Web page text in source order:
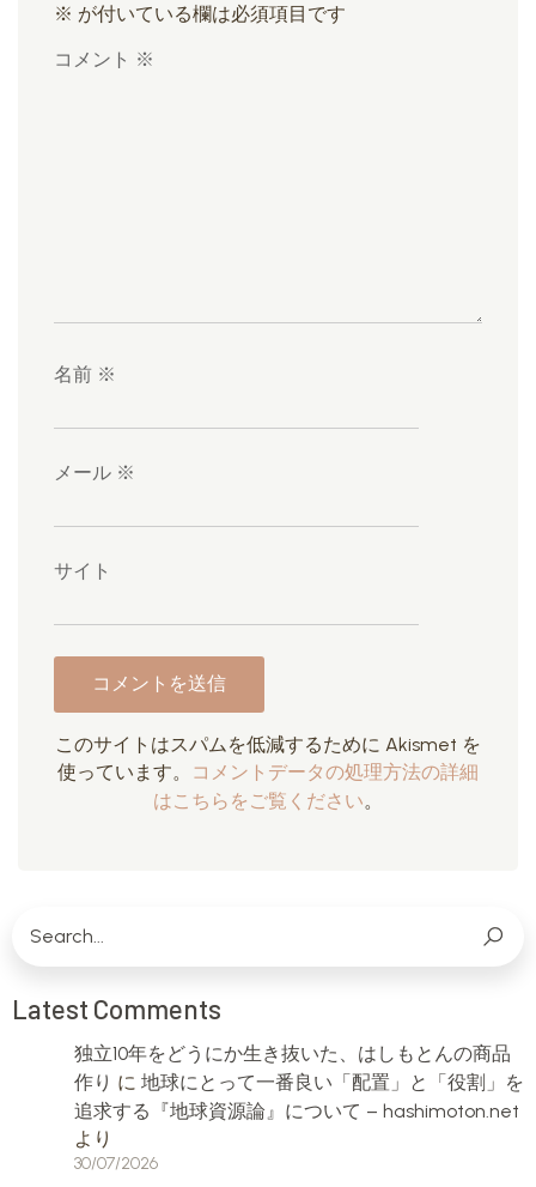
※ が付いている欄は必須項目です
コメント ※
名前 ※
メール ※
サイト
このサイトはスパムを低減するために Akismet を
使っています。
コメントデータの処理方法の詳細
はこちらをご覧ください。
Latest Comments
独立10年をどうにか生き抜いた、はしもとんの商品
作り に 地球にとって一番良い「配置」と「役割」を
追求する『地球資源論』について – hashimoton.net
より
30/07/2026